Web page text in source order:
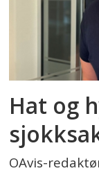
Hat og
OAvis-